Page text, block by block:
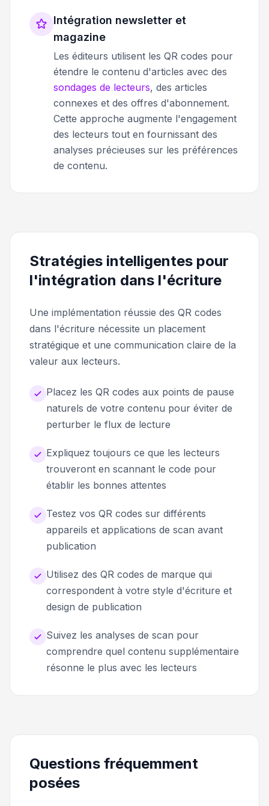
Intégration newsletter et
magazine
Les éditeurs utilisent les QR codes pour
étendre le contenu d'articles avec des
sondages de lecteurs, des articles
connexes et des offres d'abonnement.
Cette approche augmente l'engagement
des lecteurs tout en fournissant des
analyses précieuses sur les préférences
de contenu.
Stratégies intelligentes pour
l'intégration dans l'écriture
Une implémentation réussie des QR codes
dans l'écriture nécessite un placement
stratégique et une communication claire de la
valeur aux lecteurs.
Placez les QR codes aux points de pause
naturels de votre contenu pour éviter de
perturber le flux de lecture
Expliquez toujours ce que les lecteurs
trouveront en scannant le code pour
établir les bonnes attentes
Testez vos QR codes sur différents
appareils et applications de scan avant
publication
Utilisez des QR codes de marque qui
correspondent à votre style d'écriture et
design de publication
Suivez les analyses de scan pour
comprendre quel contenu supplémentaire
résonne le plus avec les lecteurs
Questions fréquemment
posées